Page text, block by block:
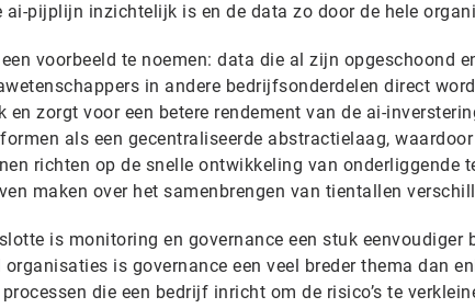
ai-pijplijn inzichtelijk is en de data zo door de hele
een voorbeeld te noemen: data die al zijn opgeschoond
in andere bedrijfsonderdelen direct
en zorgt voor een betere rendement van de ai-
als een gecentraliseerde abstractielaag,
richten op de snelle ontwikkeling van onderliggende
maken over het samenbrengen van tientallen
is monitoring en governance een stuk eenvoudiger
organisaties is governance een veel breder thema dan
die een bedrijf inricht om de risico’s te